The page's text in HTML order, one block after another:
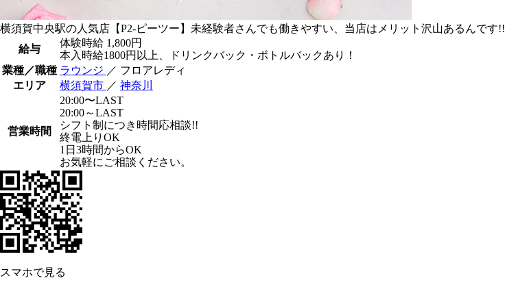
横須賀中央駅の人気店【P2-ピーツー】未経験者さんでも働きやすい、当店はメリット沢山あるんです!!
給与
体験時給 1,800円
本入時給1800円以上、ドリンクバック・ボトルバックあり！
業種／職種 ラウンジ ／ フロアレディ
エリア
横須賀市 ／ 神奈川
営業時間
20:00〜LAST
20:00～LAST
シフト制につき時間応相談!!
終電上りOK
1日3時間からOK
お気軽にご相談ください。
スマホで見る